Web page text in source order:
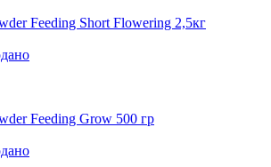
Feeding Short Flowering 2,5кг
Feeding Grow 500 гр